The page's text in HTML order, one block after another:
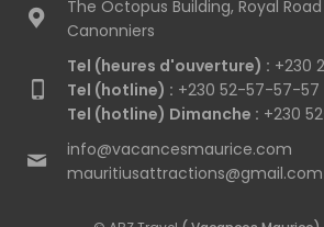
The Octopus Building, Royal
Canonniers
Tel (heures d'ouverture) : +230
Tel (hotline) : +230 52-57-57-57
Tel (hotline) Dimanche : +230
info@vacancesmaurice.com
mauritiusattractions@gmail.com